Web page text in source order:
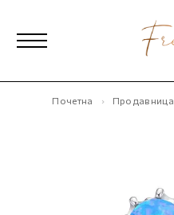
Почетна Продавница